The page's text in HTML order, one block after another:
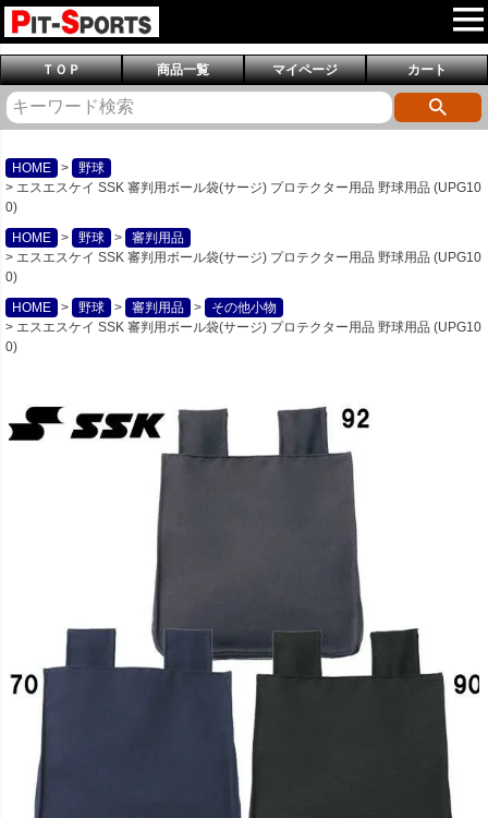
ＴＯＰ 商品一覧 マイページ カート
HOME
野球
エスエスケイ SSK 審判用ボール袋(サージ) プロテクター用品 野球用品 (UPG10
0)
HOME
野球
審判用品
エスエスケイ SSK 審判用ボール袋(サージ) プロテクター用品 野球用品 (UPG10
0)
HOME
野球 審判用品
その他小物
エスエスケイ SSK 審判用ボール袋(サージ) プロテクター用品 野球用品 (UPG10
0)